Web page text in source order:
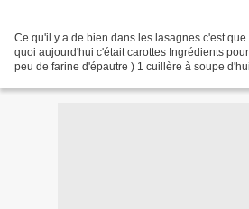
Ce qu'il y a de bien dans les lasagnes c'est
quoi aujourd'hui c'était carottes Ingrédients
peu de farine d'épautre ) 1 cuillère à soupe